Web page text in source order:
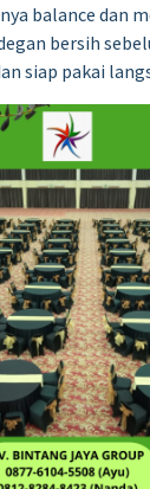
balance dan
bersih
siap pakai